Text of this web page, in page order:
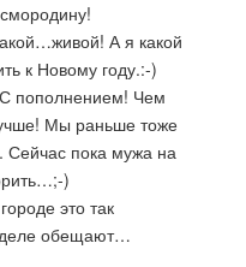
А я какой
к Новому году.:-)
пополнением! Чем
Мы раньше тоже
Сейчас пока мужа на
)
это так
обещают…